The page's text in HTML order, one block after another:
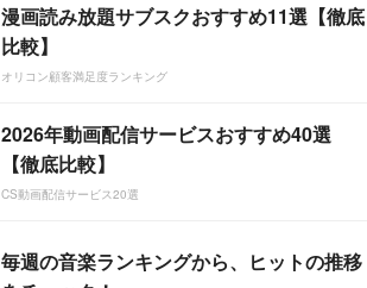
漫画読み放題サブスクおすすめ11選【徹底
比較】
オリコン顧客満足度ランキング
2026年動画配信サービスおすすめ40選
【徹底比較】
CS動画配信サービス20選
毎週の音楽ランキングから、ヒットの推移